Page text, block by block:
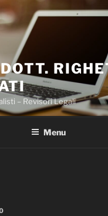
– Revisori Legali
Menu